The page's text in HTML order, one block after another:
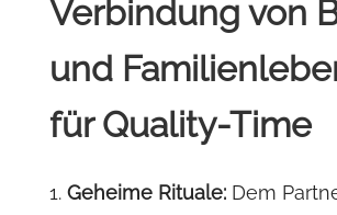
Verbindung von
und
für Quality-Time
1. Geheime Rituale:Dem